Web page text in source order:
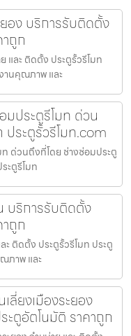
อง บริการรับติดตั้ง
ถูก
และ ติดตั้ง ประตูรั้วรีโมท
านคุณภาพ และ
ประตูรีโมท ด่วน
ประตูรั้วรีโมท.com
ด่วนถึงที่โดย ช่างซ่อมประตู
ะตูรีโมท
บริการรับติดตั้ง
ถูก
ติดตั้ง ประตูรั้วรีโมท ประตู
ภาพ และ
ลี่ยงเมืองระยอง
ะตูอัตโนมัติ ราคาถูก